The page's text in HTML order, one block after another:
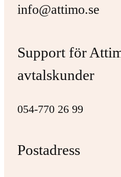
info@attimo.se
Support för
avtalskunder
054-770 26 99
Postadress